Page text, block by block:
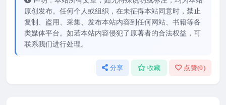
原创发布。任何个人或组织，在未征得本站同意时，禁止
复制、盗用、采集、发布本站内容到任何网站、书籍等各
类媒体平台。如若本站内容侵犯了原著者的合法权益，可
联系我们进行处理。
分享 收藏 点赞(0)